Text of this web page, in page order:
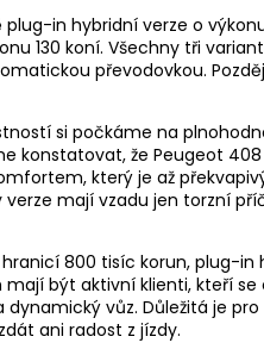
in hybridní verze o
130 koní. Všechny tři
převodovkou.
si počkáme na
konstatovat, že Peugeot
který je až
mají vzadu jen torzní
800 tisíc korun, plug-in
mají být aktivní klienti, kteří
vůz. Důležitá je pro
ani radost z jízdy.